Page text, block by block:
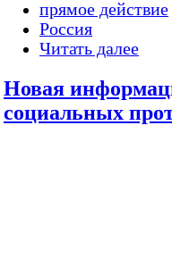
прямое действие
Россия
Читать далее
Новая
социальных